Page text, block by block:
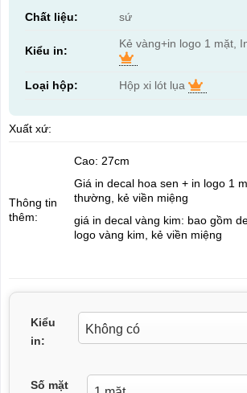
Chất liệu: sứ
Kiểu in:
Kẻ vàng+in logo 1 mặt,
Loại hộp: Hộp xi lót lụa
Xuất xứ:
Thông tin
thêm:
Cao: 27cm
Giá in decal hoa sen + in logo 1
thường, kẻ viền miệng
giá in decal vàng kim: bao gồm
logo vàng kim, kẻ viền miệng
Kiểu
in:
Số mặt